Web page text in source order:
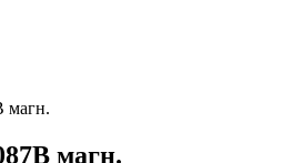
магн.
магн.